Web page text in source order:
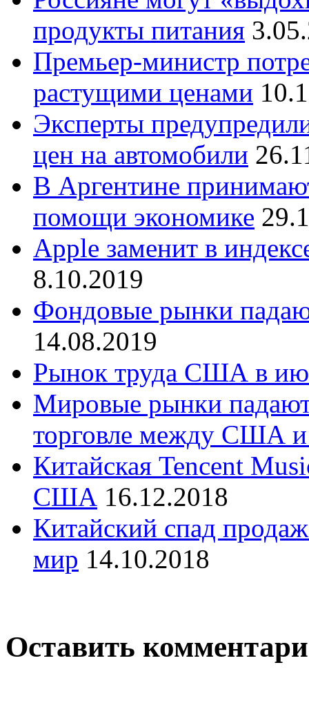
продукты питания
Премьер-министр
растущими ценами
Эксперты
цен на автомобили
В Аргентине
помощи экономике
Apple заменит в
8.10.2019
Фондовые рынки
14.08.2019
Рынок труда США в
Мировые рынки
торговле между США
Китайская Tencent
США 16.12.2018
Китайский спад
мир 14.10.2018
Оставить